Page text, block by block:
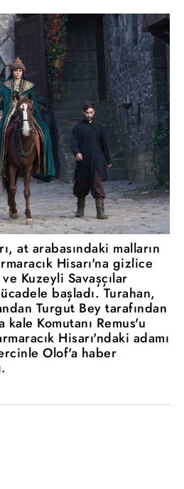
at arabasındaki malların
Hisarı'na gizlice
Kuzeyli Savaşçılar
başladı. Turahan,
Turgut Bey tarafından
Komutanı Remus'u
Hisarı'ndaki adamı
Olof'a haber